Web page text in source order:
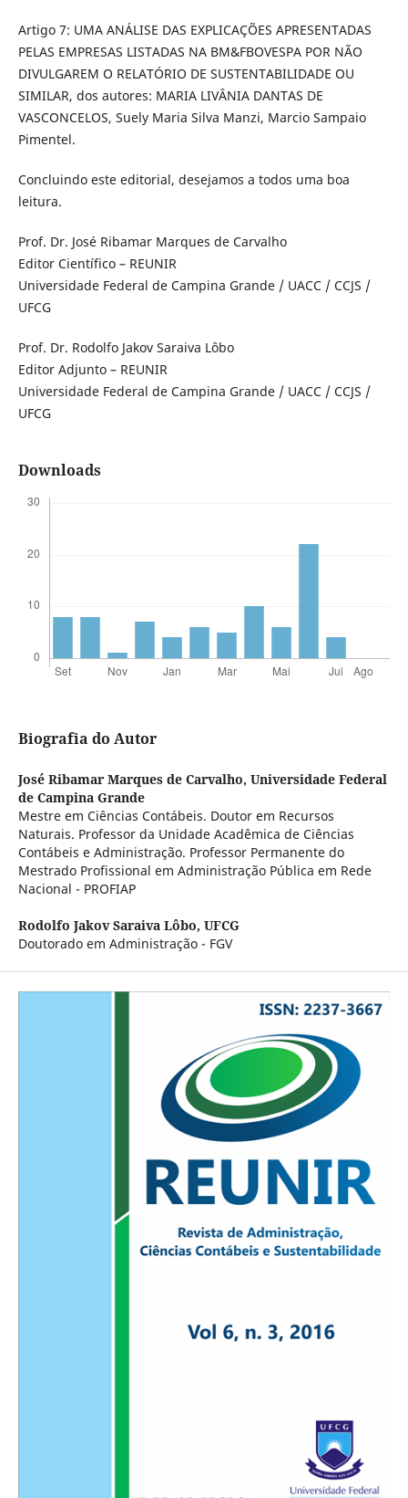
Artigo 7: UMA ANÁLISE DAS EXPLICAÇÕES APRESENTADAS
PELAS EMPRESAS LISTADAS NA BM&FBOVESPA POR NÃO
DIVULGAREM O RELATÓRIO DE SUSTENTABILIDADE OU
SIMILAR, dos autores: MARIA LIVÂNIA DANTAS DE
VASCONCELOS, Suely Maria Silva Manzi, Marcio Sampaio
Pimentel.
Concluindo este editorial, desejamos a todos uma boa
leitura.
Prof. Dr. José Ribamar Marques de Carvalho
Editor Científico – REUNIR
Universidade Federal de Campina Grande / UACC / CCJS /
UFCG
Prof. Dr. Rodolfo Jakov Saraiva Lôbo
Editor Adjunto – REUNIR
Universidade Federal de Campina Grande / UACC / CCJS /
UFCG
Downloads
Biografia do Autor
José Ribamar Marques de Carvalho, Universidade Federal
de Campina Grande
Mestre em Ciências Contábeis. Doutor em Recursos
Naturais. Professor da Unidade Acadêmica de Ciências
Contábeis e Administração. Professor Permanente do
Mestrado Profissional em Administração Pública em Rede
Nacional - PROFIAP
Rodolfo Jakov Saraiva Lôbo, UFCG
Doutorado em Administração - FGV